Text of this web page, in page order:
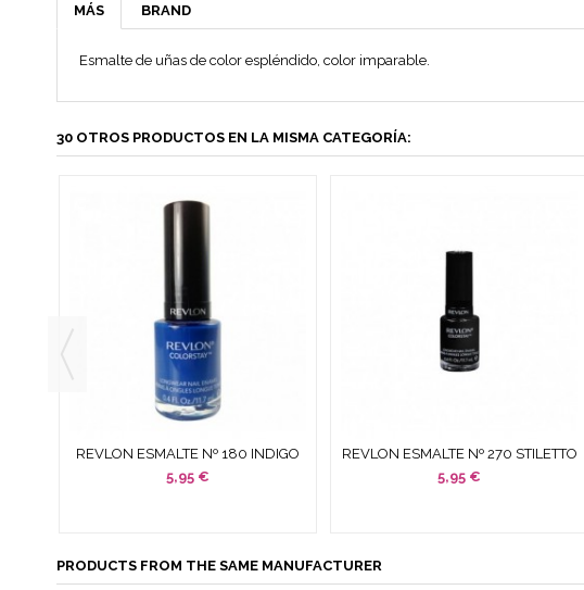
MÁS BRAND
Esmalte de uñas de color espléndido, color imparable.
30 OTROS PRODUCTOS EN LA MISMA CATEGORÍA:
REVLON ESMALTE Nº 180 INDIGO
NIGHT LONGWEAR 11,7 ML
5,95 €
REVLON ESMALTE Nº 270 STILETTO
LONGWEAR 11,7 ML
5,95 €
PRODUCTS FROM THE SAME MANUFACTURER